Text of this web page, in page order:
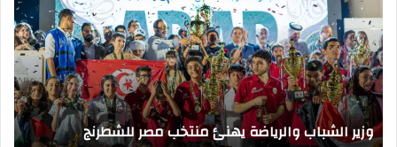
يتفقد
مكتب
التنسيق
الرئيسي
بجامعة
القاهرة
وزير التعليم العالي يتفقد مكتب التنسيق الرئيسي بجامعة
القاهرة